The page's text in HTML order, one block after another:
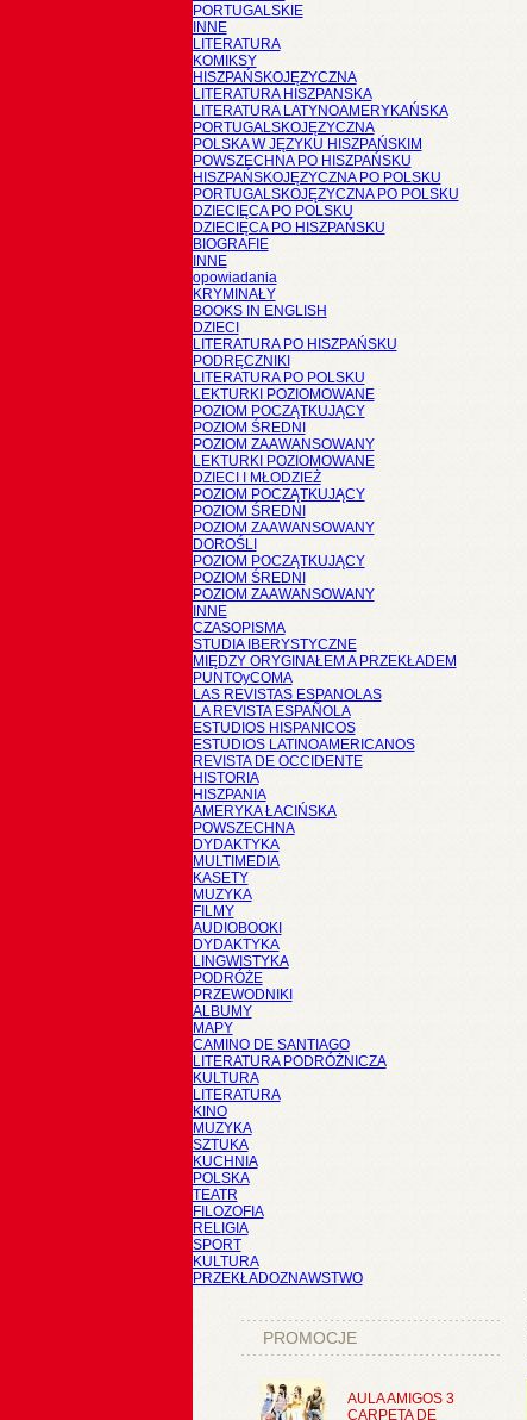
PORTUGALSKIE
INNE
LITERATURA
KOMIKSY
HISZPAŃSKOJĘZYCZNA
LITERATURA HISZPANSKA
LITERATURA LATYNOAMERYKAŃSKA
PORTUGALSKOJĘZYCZNA
POLSKA W JĘZYKU HISZPAŃSKIM
POWSZECHNA PO HISZPAŃSKU
HISZPAŃSKOJĘZYCZNA PO POLSKU
PORTUGALSKOJĘZYCZNA PO POLSKU
DZIECIĘCA PO POLSKU
DZIECIĘCA PO HISZPAŃSKU
BIOGRAFIE
INNE
opowiadania
KRYMINAŁY
BOOKS IN ENGLISH
DZIECI
LITERATURA PO HISZPAŃSKU
PODRĘCZNIKI
LITERATURA PO POLSKU
LEKTURKI POZIOMOWANE
POZIOM POCZĄTKUJĄCY
POZIOM ŚREDNI
POZIOM ZAAWANSOWANY
LEKTURKI POZIOMOWANE
DZIECI I MŁODZIEŻ
POZIOM POCZĄTKUJĄCY
POZIOM ŚREDNI
POZIOM ZAAWANSOWANY
DOROŚLI
POZIOM POCZĄTKUJĄCY
POZIOM ŚREDNI
POZIOM ZAAWANSOWANY
INNE
CZASOPISMA
STUDIA IBERYSTYCZNE
MIĘDZY ORYGINAŁEM A PRZEKŁADEM
PUNTOyCOMA
LAS REVISTAS ESPANOLAS
LA REVISTA ESPAÑOLA
ESTUDIOS HISPANICOS
ESTUDIOS LATINOAMERICANOS
REVISTA DE OCCIDENTE
HISTORIA
HISZPANIA
AMERYKA ŁACIŃSKA
POWSZECHNA
DYDAKTYKA
MULTIMEDIA
KASETY
MUZYKA
FILMY
AUDIOBOOKI
DYDAKTYKA
LINGWISTYKA
PODRÓŻE
PRZEWODNIKI
ALBUMY
MAPY
CAMINO DE SANTIAGO
LITERATURA PODRÓŻNICZA
KULTURA
LITERATURA
KINO
MUZYKA
SZTUKA
KUCHNIA
POLSKA
TEATR
FILOZOFIA
RELIGIA
SPORT
KULTURA
PRZEKŁADOZNAWSTWO
PROMOCJE
AULA AMIGOS 3
CARPETA DE